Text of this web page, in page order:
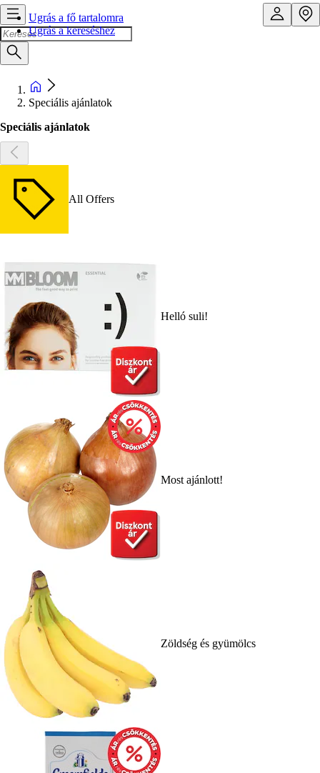
Ugrás a fő tartalomra
Ugrás a kereséshez
Speciális ajánlatok
Speciális ajánlatok
All Offers
Helló suli!
Most ajánlott!
Zöldség és gyümölcs